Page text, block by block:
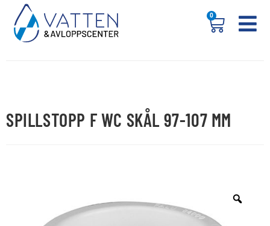
0
SPILLSTOPP F WC SKÅL 97-107 MM